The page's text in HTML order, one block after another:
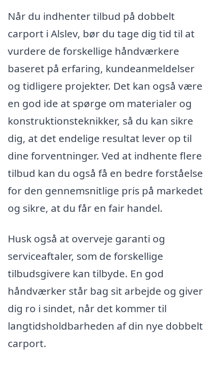
Når du indhenter tilbud på dobbelt
carport i Alslev, bør du tage dig tid til at
vurdere de forskellige håndværkere
baseret på erfaring, kundeanmeldelser
og tidligere projekter. Det kan også være
en god ide at spørge om materialer og
konstruktionsteknikker, så du kan sikre
dig, at det endelige resultat lever op til
dine forventninger. Ved at indhente flere
tilbud kan du også få en bedre forståelse
for den gennemsnitlige pris på markedet
og sikre, at du får en fair handel.
Husk også at overveje garanti og
serviceaftaler, som de forskellige
tilbudsgivere kan tilbyde. En god
håndværker står bag sit arbejde og giver
dig ro i sindet, når det kommer til
langtidsholdbarheden af din nye dobbelt
carport.